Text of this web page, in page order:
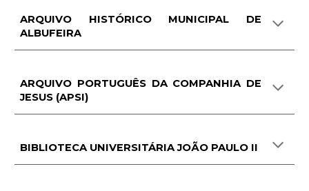
ARQUIVO HISTÓRICO MUNICIPAL DE
ALBUFEIRA
ARQUIVO PORTUGUÊS DA COMPANHIA DE
JESUS (APSI)
BIBLIOTECA UNIVERSITÁRIA JOÃO PAULO II